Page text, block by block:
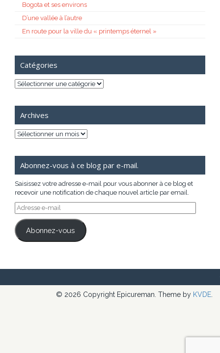
Bogota et ses environs
D’une vallée à l’autre
En route pour la ville du « printemps éternel »
Catégories
Catégories
Archives
Archives
Abonnez-vous à ce blog par e-mail.
Saisissez votre adresse e-mail pour vous abonner à ce blog et
recevoir une notification de chaque nouvel article par email.
Adresse
e-
mail
Abonnez-vous
© 2026 Copyright Epicureman. Theme by KVDE.